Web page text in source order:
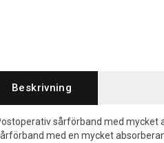
Beskrivning
sårförband med mycket
med en mycket